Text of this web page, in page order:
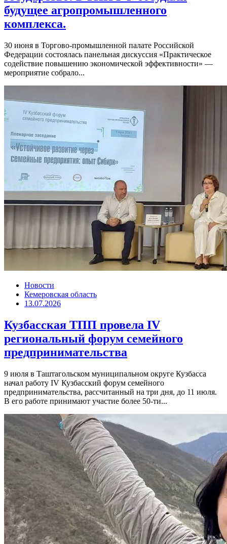
будущее агропромышленного
комплекса.
30 июня в Торгово-промышленной палате Российской
Федерации состоялась панельная дискуссия «Практическое
содействие повышению экономической эффективности» —
мероприятие собрало...
Новости
Кемеровская область
13.07.2026
Кузбасская ТПП провела IV
региональный форум семейного
предпринимательства
9 июля в Таштагольском муниципальном округе Кузбасса
начал работу IV Кузбасский форум семейного
предпринимательства, рассчитанный на три дня, до 11 июля.
В его работе принимают участие более 50-ти...